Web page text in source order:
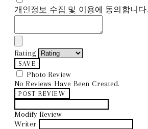
개인정보 수집 및 이용에 동의합니다.
Rating
SAVE
Photo Review
No Reviews Have Been Created.
POST REVIEW
Modify Review
Writer